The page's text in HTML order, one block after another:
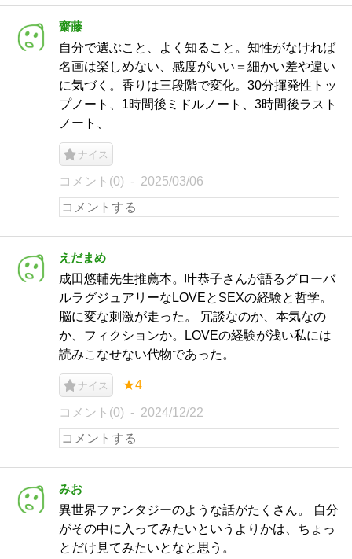
齋藤
自分で選ぶこと、よく知ること。知性がなければ
名画は楽しめない、感度がいい＝細かい差や違い
に気づく。香りは三段階で変化。30分揮発性トッ
プノート、1時間後ミドルノート、3時間後ラスト
ノート、
ナイス
コメント(0) 2025/03/06
えだまめ
成田悠輔先生推薦本。叶恭子さんが語るグローバ
ルラグジュアリーなLOVEとSEXの経験と哲学。
脳に変な刺激が走った。 冗談なのか、本気なの
か、フィクションか。LOVEの経験が浅い私には
読みこなせない代物であった。
ナイス ★4
コメント(0) 2024/12/22
みお
異世界ファンタジーのような話がたくさん。 自分
がその中に入ってみたいというよりかは、ちょっ
とだけ見てみたいとなと思う。